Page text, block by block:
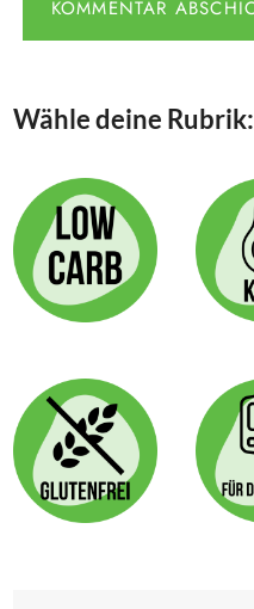
Wähle deine Rubrik: